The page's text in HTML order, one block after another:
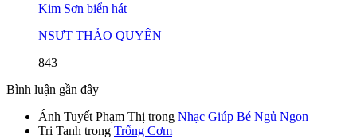
Kim Sơn biển hát
NSƯT THẢO QUYÊN
843
Bình luận gần đây
Ánh Tuyết Phạm Thị trong Nhạc Giúp Bé Ngủ Ngon
Tri Tanh trong Trống Cơm